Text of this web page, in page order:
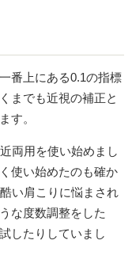
番上にある0.1の指標
までも近視の補正と
す。
両用を使い始めまし
使い始めたのも確か
い肩こりに悩まされ
な度数調整をした
したりしていまし